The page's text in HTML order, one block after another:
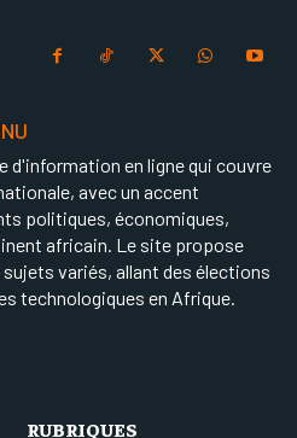
d'information en ligne qui couvre
avec un accent
politiques, économiques,
africain. Le site propose
variés, allant des élections
technologiques en Afrique.
RUBRIQUES